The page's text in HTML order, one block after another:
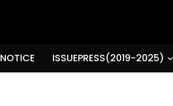
NOTICE ISSUEPRESS(2019-2025)